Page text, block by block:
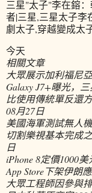
三星"太子"李在鎔
者|三星,三星太子李
劇太子,穿越變成太
今天
相關文章
大眾展示加利福尼
Galaxy J7+曝光，
比使用傳統單反還
08月27日
美國海軍測試無人
切割樂視基本完成
日
iPhone 8定價1000
App Store下架伊朗
大眾工程師因參與